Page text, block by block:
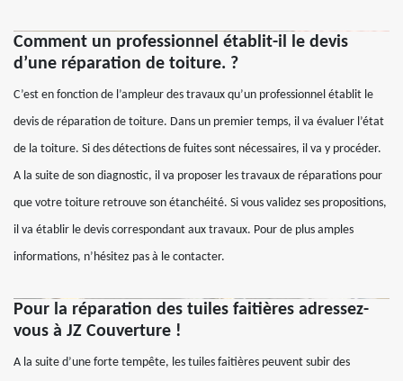
Comment un professionnel établit-il le devis
d’une réparation de toiture. ?
C’est en fonction de l’ampleur des travaux qu’un professionnel établit le
devis de réparation de toiture. Dans un premier temps, il va évaluer l’état
de la toiture. Si des détections de fuites sont nécessaires, il va y procéder.
A la suite de son diagnostic, il va proposer les travaux de réparations pour
que votre toiture retrouve son étanchéité. Si vous validez ses propositions,
il va établir le devis correspondant aux travaux. Pour de plus amples
informations, n’hésitez pas à le contacter.
Pour la réparation des tuiles faitières adressez-
vous à JZ Couverture !
A la suite d’une forte tempête, les tuiles faitières peuvent subir des